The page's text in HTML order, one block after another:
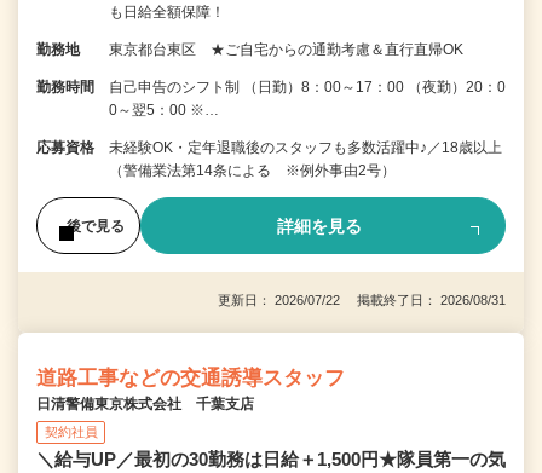
も日給全額保障！
勤務地 東京都台東区 ★ご自宅からの通勤考慮＆直行直帰OK
勤務時間
自己申告のシフト制 （日勤）8：00～17：00 （夜勤）20：0
0～翌5：00 ※…
応募資格
未経験OK・定年退職後のスタッフも多数活躍中♪／18歳以上
（警備業法第14条による ※例外事由2号）
後で見る 詳細を見る
更新日： 2026/07/22 掲載終了日： 2026/08/31
道路工事などの交通誘導スタッフ
日清警備東京株式会社 千葉支店
契約社員
＼給与UP／最初の30勤務は日給＋1,500円★隊員第一の気